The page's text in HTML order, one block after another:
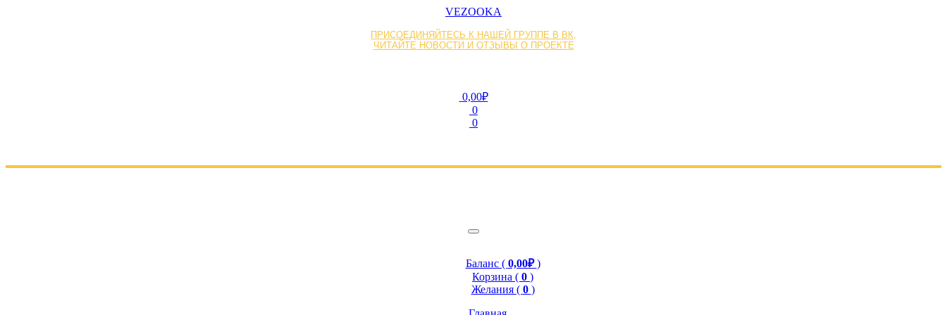
VEZOOKA
ПРИСОЕДИНЯЙТЕСЬ К НАШЕЙ ГРУППЕ В ВК,
ЧИТАЙТЕ НОВОСТИ И ОТЗЫВЫ О ПРОЕКТЕ
0,00₽
0
0
Баланс ( 0,00₽)
Корзина ( 0 )
Желания ( 0 )